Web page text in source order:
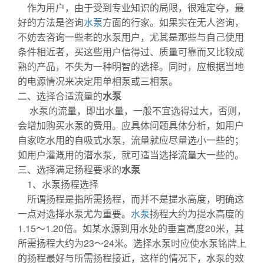
作为用户，由于受到专业知识的局限，很难定夺，最
好的方法是咨询水泵方面的行家。如果实在无人咨询，
不妨去咨询一些老的水泵用户，尤其是那些与自己使用
条件相近者，买这些用户信得过、质量可靠而又比较成
熟的产品，不失为一种明智的选择。同时，应根据当地
的电源情况来决定用单相泵或三相泵。
二、选择合适流量的水泵
水泵的流量，即出水量，一般不宜选得过大，否则，
会增加购买水泵的费用。应具体问题具体分析，如用户
自家吃水用的自吸式水泵，流量就应尽量选小一些的；
如用户灌溉用的潜水泵，就可适当选择流量大一些的。
三、选择满足扬程要求的水泵
1、水泵扬程选择
所谓扬程是指所需扬程，而并不是提水高度，明确这
一点对选择水泵尤为重要。 水泵扬程大约为提水高度的
1.15～1.20倍。如某水源到用水处的垂直高度20米，其
所需扬程大约为23～24米。选择水泵时应使水泵铭牌上
的扬程最好与所需扬程接近，这样的情况下，水泵的效